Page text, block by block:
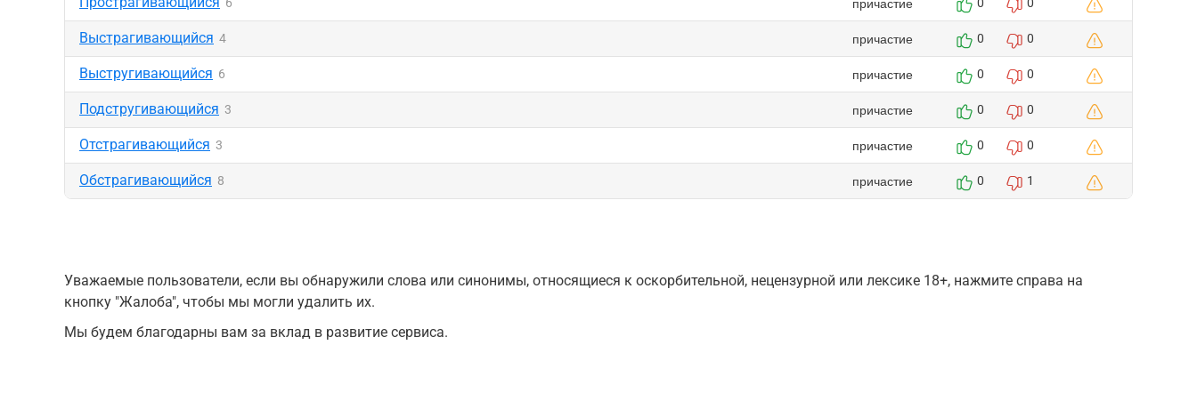
Выстрагивающийся 4 причастие 0 0
Выстругивающийся 6 причастие 0 0
Подстругивающийся 3 причастие 0 0
Отстрагивающийся 3 причастие 0 0
Обстрагивающийся 8 причастие 0 1
Уважаемые пользователи, если вы обнаружили слова или синонимы, относящиеся к оскорбительной, нецензурной или лексике 18+, нажмите справа на
кнопку "Жалоба", чтобы мы могли удалить их.
Мы будем благодарны вам за вклад в развитие сервиса.